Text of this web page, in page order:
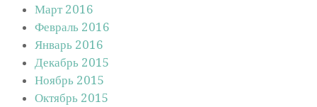
Март 2016
Февраль 2016
Январь 2016
Декабрь 2015
Ноябрь 2015
Октябрь 2015